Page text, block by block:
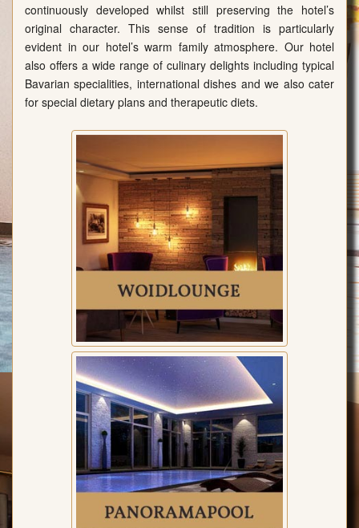
continuously developed whilst still preserving the hotel’s
original character. This sense of tradition is particularly
evident in our hotel’s warm family atmosphere. Our hotel
also offers a wide range of culinary delights including typical
Bavarian specialities, international dishes and we also cater
for special dietary plans and therapeutic diets.